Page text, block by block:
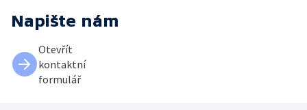
Napište nám
Otevřít
kontaktní
formulář